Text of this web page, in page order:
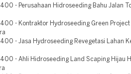
- Perusahaan Hidroseeding Bahu Jalan
- Kontraktor Hydroseeding Green Project
- Jasa Hydroseeding Revegetasi Lahan
- Ahli Hidroseeding Land Scaping Hijau